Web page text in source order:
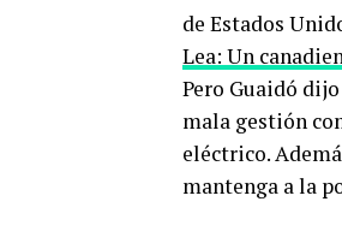
de Estados
Lea: Un
Pero Guaidó
mala gestión
eléctrico.
mantenga a la